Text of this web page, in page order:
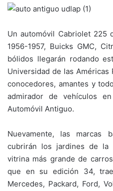
Un automóvil Cabriolet 225
1956-1957, Buicks GMC,
bólidos llegarán rodando
Universidad de las
conocedores, amantes y
admirador de vehículos
Automóvil Antiguo.
Nuevamente, las marcas
cubrirán los jardines de la
vitrina más grande de
que en su edición 34,
Mercedes, Packard, Ford,